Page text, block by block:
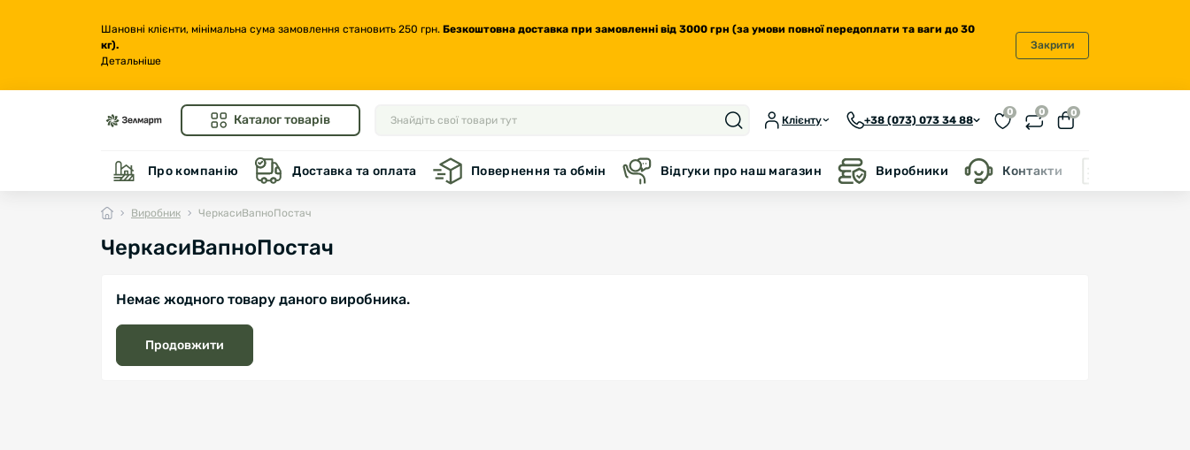
Шановні клієнти, мінімальна сума замовлення становить 250 грн. Безкоштовна доставка при замовленні від 3000 грн (за умови повної передоплати та ваги до 30
кг).
Детальніше
Закрити
Каталог товарів Клієнту +38 (073) 073 34 88
0 0 0
Про компанію Доставка та оплата Повернення та обмін Відгуки про наш магазин Виробники Контакти
Виробник ЧеркасиВапноПостач
ЧеркасиВапноПостач
Немає жодного товару даного виробника.
Продовжити